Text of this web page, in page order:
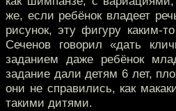
же, если ребёнок владеет
рисунок, эту фигуру каким-
Сеченов говорил «дать
заданием даже ребёнок
задание дали детям 6 лет,
они не справились, как
такими дитями.